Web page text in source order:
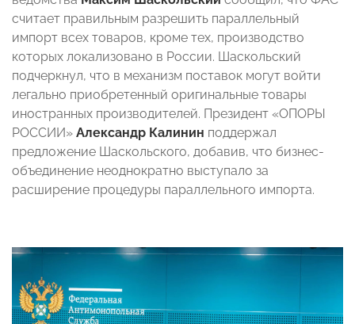
считает правильным разрешить параллельный
импорт всех товаров, кроме тех, производство
которых локализовано в России. Шаскольский
подчеркнул, что в механизм поставок могут войти
легально приобретенный оригинальные товары
иностранных производителей. Президент «ОПОРЫ
РОССИИ» Александр Калинин поддержал
предложение Шаскольского, добавив, что бизнес-
объединение неоднократно выступало за
расширение процедуры параллельного импорта.